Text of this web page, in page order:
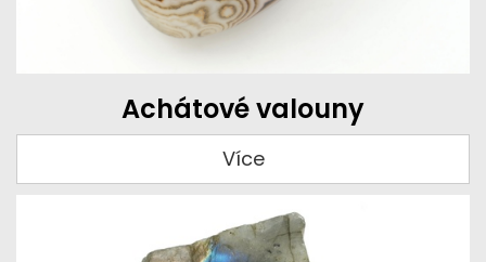
Achátové valouny
Více